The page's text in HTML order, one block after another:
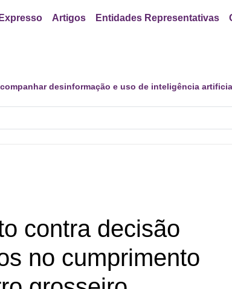
Expresso Artigos Entidades Representativas
para proteção de crianças e adolescentes contra
contra decisão
no cumprimento